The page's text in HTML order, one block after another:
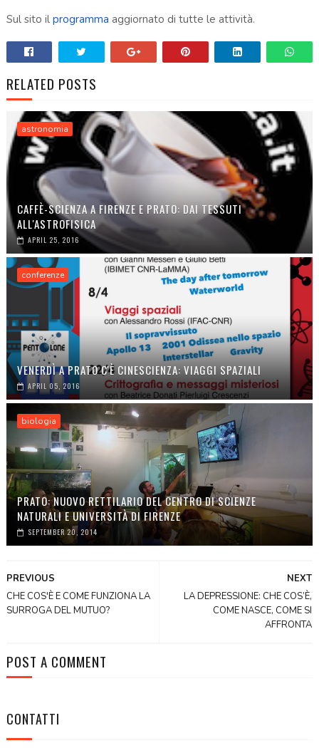
Sul sito il programma aggiornato di tutte le attività.
RELATED POSTS
astronomia
CAFFÈ-SCIENZA A FIRENZE E PRATO: DAI TESSUTI
ALL'ASTROFISICA
APRIL 25, 2016
conferenze
VENERDÌ A PRATO C'È CINESCIENZA: VIAGGI SPAZIALI
APRIL 05, 2016
biologia
PRATO: NUOVO RETTILARIO DEL CENTRO DI SCIENZE
NATURALI E UNIVERSITÀ DI FIRENZE
SEPTEMBER 20, 2014
NEXT
LA DEPRESSIONE: CHE COS’È,
COME NASCE, COME SI
AFFRONTA
PREVIOUS
CHE COS'È E COME FUNZIONA LA
SURROGA DEL MUTUO?
POST A COMMENT
CONTATTI